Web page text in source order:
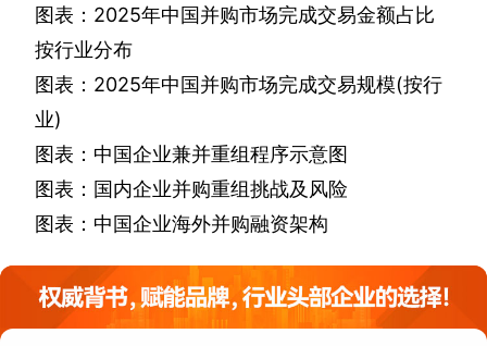
图表： 2025年中国并购市场完成交易金额占比
按行业分布
图表： 2025年中国并购市场完成交易规模(按行
业)
图表：中国企业兼并重组程序示意图
图表：国内企业并购重组挑战及风险
图表：中国企业海外并购融资架构